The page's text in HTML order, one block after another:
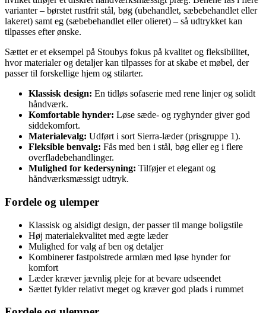
varianter – børstet rustfrit stål, bøg (ubehandlet, sæbebehandlet eller
lakeret) samt eg (sæbebehandlet eller olieret) – så udtrykket kan
tilpasses efter ønske.
Sættet er et eksempel på Stoubys fokus på kvalitet og fleksibilitet,
hvor materialer og detaljer kan tilpasses for at skabe et møbel, der
passer til forskellige hjem og stilarter.
Klassisk design: En tidløs sofaserie med rene linjer og solidt
håndværk.
Komfortable hynder: Løse sæde- og ryghynder giver god
siddekomfort.
Materialevalg: Udført i sort Sierra-læder (prisgruppe 1).
Fleksible benvalg: Fås med ben i stål, bøg eller eg i flere
overfladebehandlinger.
Mulighed for kedersyning: Tilføjer et elegant og
håndværksmæssigt udtryk.
Fordele og ulemper
Klassisk og alsidigt design, der passer til mange boligstile
Høj materialekvalitet med ægte læder
Mulighed for valg af ben og detaljer
Kombinerer fastpolstrede armlæn med løse hynder for
komfort
Læder kræver jævnlig pleje for at bevare udseendet
Sættet fylder relativt meget og kræver god plads i rummet